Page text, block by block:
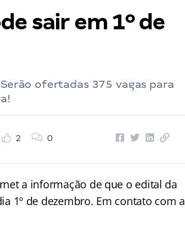
sair em 1º de
ofertadas 375 vagas para
2 0
a informação de que o edital da
1º de dezembro. Em contato com a